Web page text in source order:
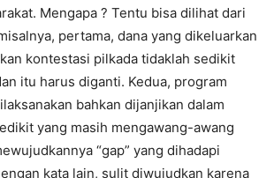
Mengapa ? Tentu bisa dilihat dari
pertama, dana yang dikeluarkan
kontestasi pilkada tidaklah sedikit
itu harus diganti. Kedua, program
bahkan dijanjikan dalam
yang masih mengawang-awang
“gap” yang dihadapi
kata lain, sulit diwujudkan karena